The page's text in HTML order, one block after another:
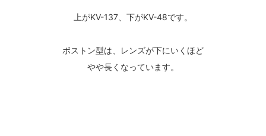
上がKV-137、下がKV-48です。
ボストン型は、レンズが下にいくほど
やや長くなっています。